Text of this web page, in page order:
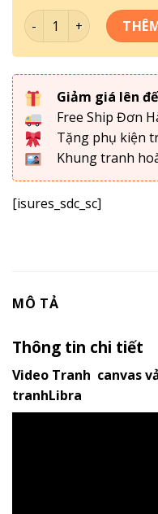
Bộ 5 Tranh Hoa Sen
Giảm giá lên
Free Ship Đơn
Tặng phụ kiện
Khung tranh
[isures_sdc_sc]
MÔ TẢ
Thông tin chi tiết
Video Tranh canvas
tranhLibra